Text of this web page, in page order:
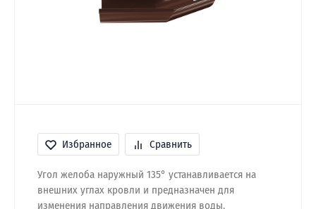
Избранное Сравнить
Угол желоба наружный 135° устанавливается на
внешних углах кровли и предназначен для
изменения направления движения воды.